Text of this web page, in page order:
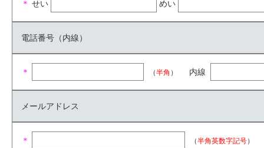
＊ せい めい
電話番号（内線）
＊ （半角 ） 内線
メールアドレス
＊ （半角英数字記号）